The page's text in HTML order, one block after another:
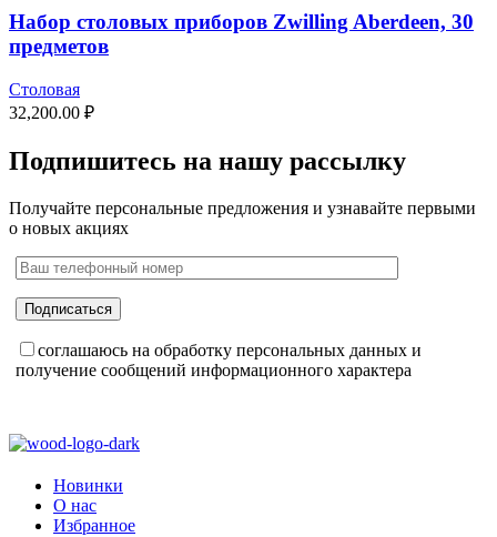
Набор столовых приборов Zwilling Aberdeen, 30
предметов
Столовая
32,200.00 ₽
Подпишитесь на нашу рассылку
Получайте персональные предложения и узнавайте первыми
о новых акциях
соглашаюсь на обработку персональных данных и
получение сообщений информационного характера
Новинки
О нас
Избранное